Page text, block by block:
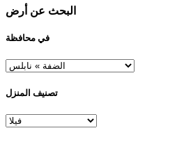
البحث عن أرض
في محافظة
تصنيف المنزل